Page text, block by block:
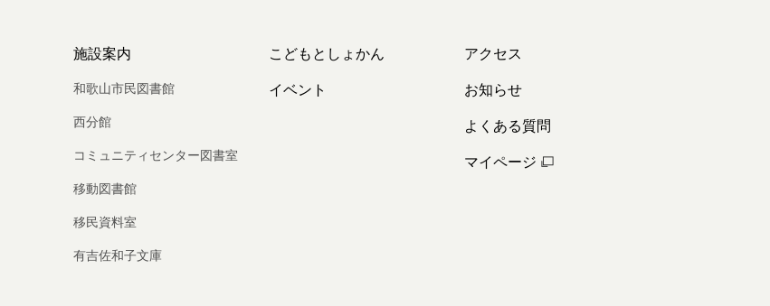
施設案内
和歌山市民図書館
西分館
コミュニティセンター図書室
移動図書館
移民資料室
有吉佐和子文庫
こどもとしょかん
イベント
アクセス
お知らせ
よくある質問
マイページ